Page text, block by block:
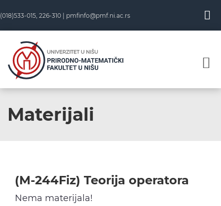
to
content
(018)533-015, 226-310 | pmfinfo@pmf.ni.ac.rs
Materijali
(M-244Fiz) Teorija operatora
Nema materijala!